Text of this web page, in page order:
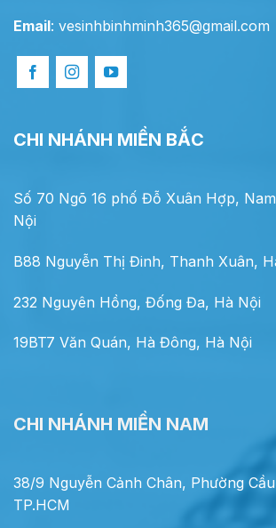
Email: vesinhbinhminh365@gmail.com
CHI NHÁNH MIỀN BẮC
Số 70 Ngõ 16 phố Đỗ Xuân Hợp,
Nội
B88 Nguyễn Thị Đinh, Thanh Xuân,
232 Nguyên Hồng, Đống Đa, Hà Nội
19BT7 Văn Quán, Hà Đông, Hà Nội
CHI NHÁNH MIỀN NAM
38/9 Nguyễn Cảnh Chân, Phường
TP.HCM